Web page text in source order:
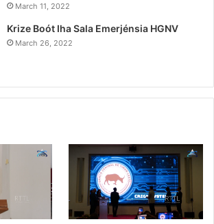
March 11, 2022
Krize Boót Iha Sala Emerjénsia HGNV
March 26, 2022